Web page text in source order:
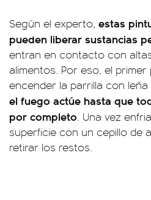
Según el experto, estas
pueden liberar sustancias
entran en contacto con
alimentos. Por eso, el
encender la parrilla con
el fuego actúe hasta que
por completo. Una vez
superficie con un cepillo de
retirar los restos.